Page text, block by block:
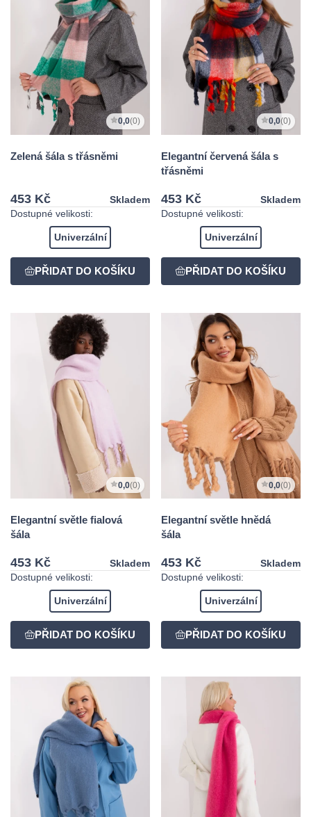
0,0(0)
Zelená šála s třásněmi
453 Kč
Skladem
Dostupné velikosti:
Univerzální
0,0(0)
Elegantní červená šála s
třásněmi
453 Kč
Skladem
Dostupné velikosti:
Univerzální
0,0(0)
Elegantní světle fialová
šála
453 Kč
Skladem
Dostupné velikosti:
Univerzální
0,0(0)
Elegantní světle hnědá
šála
453 Kč
Skladem
Dostupné velikosti:
Univerzální